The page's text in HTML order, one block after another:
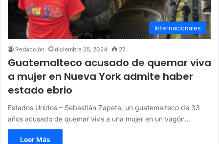
Internacionales
Redacción diciembre 25, 2024 27
Guatemalteco acusado de quemar viva
a mujer en Nueva York admite haber
estado ebrio
Estados Unidos – Sebastián Zapeta, un guatemalteco de 33
años acusado de quemar viva a una mujer en un vagón…
Leer Más